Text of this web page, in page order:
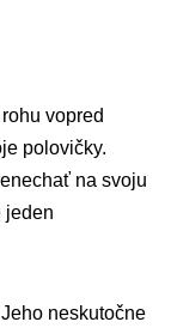
vopred
polovičky.
na svoju
jeden
neskutočne